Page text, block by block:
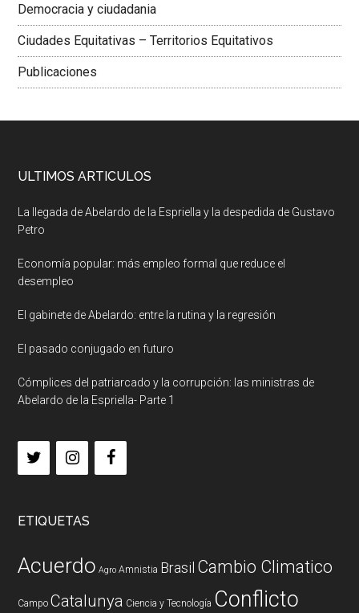
Democracia y ciudadania
Ciudades Equitativas – Territorios Equitativos
Publicaciones
ULTIMOS ARTICULOS
La llegada de Abelardo de la Espriella y la despedida de Gustavo
Petro
Economía popular: más empleo formal que reduce el
desempleo
El gabinete de Abelardo: entre la rutina y la regresión
El pasado conjugado en futuro
Cómplices del patriarcado y la corrupción: las ministras de
Abelardo de la Espriella- Parte 1
ETIQUETAS
Acuerdo Agro Amnistia Brasil Cambio Climatico
Campo Catalunya Ciencia y Tecnología Conflicto